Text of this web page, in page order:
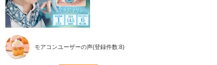
モアコンユーザーの声(登録件数:8)